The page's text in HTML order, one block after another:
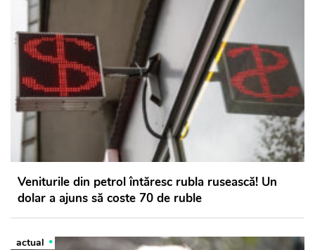
Veniturile din petrol întăresc rubla rusească! Un
dolar a ajuns să coste 70 de ruble
actual